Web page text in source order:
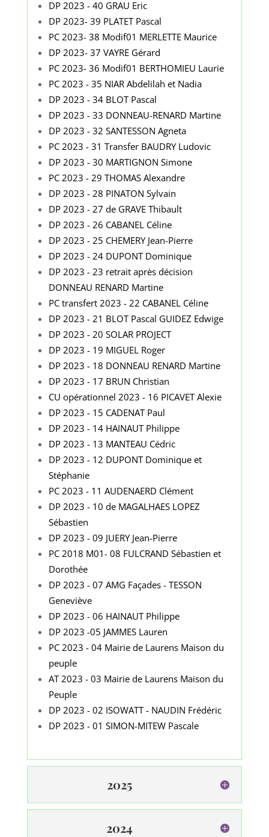
DP 2023 - 40 GRAU Eric
DP 2023- 39 PLATET Pascal
PC 2023- 38 Modif01 MERLETTE Maurice
DP 2023- 37 VAYRE Gérard
PC 2023- 36 Modif01 BERTHOMIEU Laurie
PC 2023 - 35 NIAR Abdelilah et Nadia
DP 2023 - 34 BLOT Pascal
DP 2023 - 33 DONNEAU-RENARD Martine
DP 2023 - 32 SANTESSON Agneta
PC 2023 - 31 Transfer BAUDRY Ludovic
DP 2023 - 30 MARTIGNON Simone
PC 2023 - 29 THOMAS Alexandre
DP 2023 - 28 PINATON Sylvain
DP 2023 - 27 de GRAVE Thibault
DP 2023 - 26 CABANEL Céline
DP 2023 - 25 CHEMERY Jean-Pierre
DP 2023 - 24 DUPONT Dominique
DP 2023 - 23 retrait après décision
DONNEAU RENARD Martine
PC transfert 2023 - 22 CABANEL Céline
DP 2023 - 21 BLOT Pascal GUIDEZ Edwige
DP 2023 - 20 SOLAR PROJECT
DP 2023 - 19 MIGUEL Roger
DP 2023 - 18 DONNEAU RENARD Martine
DP 2023 - 17 BRUN Christian
CU opérationnel 2023 - 16 PICAVET Alexie
DP 2023 - 15 CADENAT Paul
DP 2023 - 14 HAINAUT Philippe
DP 2023 - 13 MANTEAU Cédric
DP 2023 - 12 DUPONT Dominique et
Stéphanie
PC 2023 - 11 AUDENAERD Clément
DP 2023 - 10 de MAGALHAES LOPEZ
Sébastien
DP 2023 - 09 JUERY Jean-Pierre
PC 2018 M01- 08 FULCRAND Sébastien et
Dorothée
DP 2023 - 07 AMG Façades - TESSON
Geneviève
DP 2023 - 06 HAINAUT Philippe
DP 2023 -05 JAMMES Lauren
PC 2023 - 04 Mairie de Laurens Maison du
peuple
AT 2023 - 03 Mairie de Laurens Maison du
Peuple
DP 2023 - 02 ISOWATT - NAUDIN Frédéric
DP 2023 - 01 SIMON-MITEW Pascale
2025
2024